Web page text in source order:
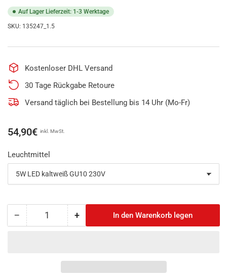
Auf Lager Lieferzeit: 1-3 Werktage
SKU: 135247_1.5
Kostenloser DHL Versand
30 Tage Rückgabe Retoure
Versand täglich bei Bestellung bis 14 Uhr (Mo-Fr)
Normaler
54,90€ inkl. MwSt.
Leuchtmittel
− Menge
Wandleuchte
Anzahl +Menge
Wandleuchte
Edelstahl
In den Warenkorb legen